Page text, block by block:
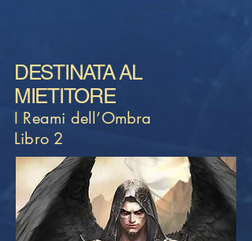
DESTINATA AL
MIETITORE
I Reami dell’Ombra
Libro 2